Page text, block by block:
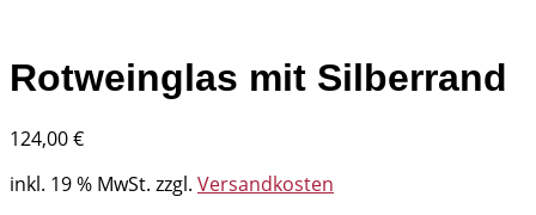
Rotweinglas mit Silberrand
124,00€
inkl. 19 % MwSt. zzgl. Versandkosten